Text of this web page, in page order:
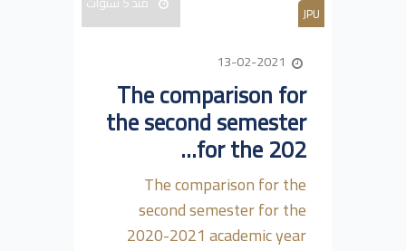
JPU
The comparison for
the second semester
for the 202...
The comparison for the
second semester for the
2020-2021 academic year